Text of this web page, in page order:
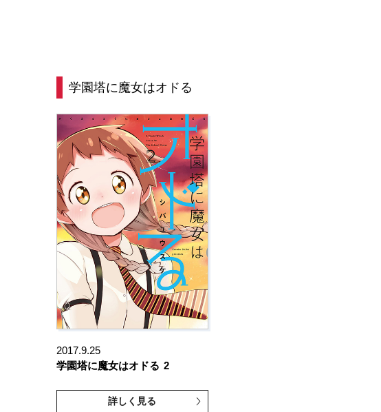
学園塔に魔女はオドる
2017.9.25
学園塔に魔女はオドる 2
詳しく見る